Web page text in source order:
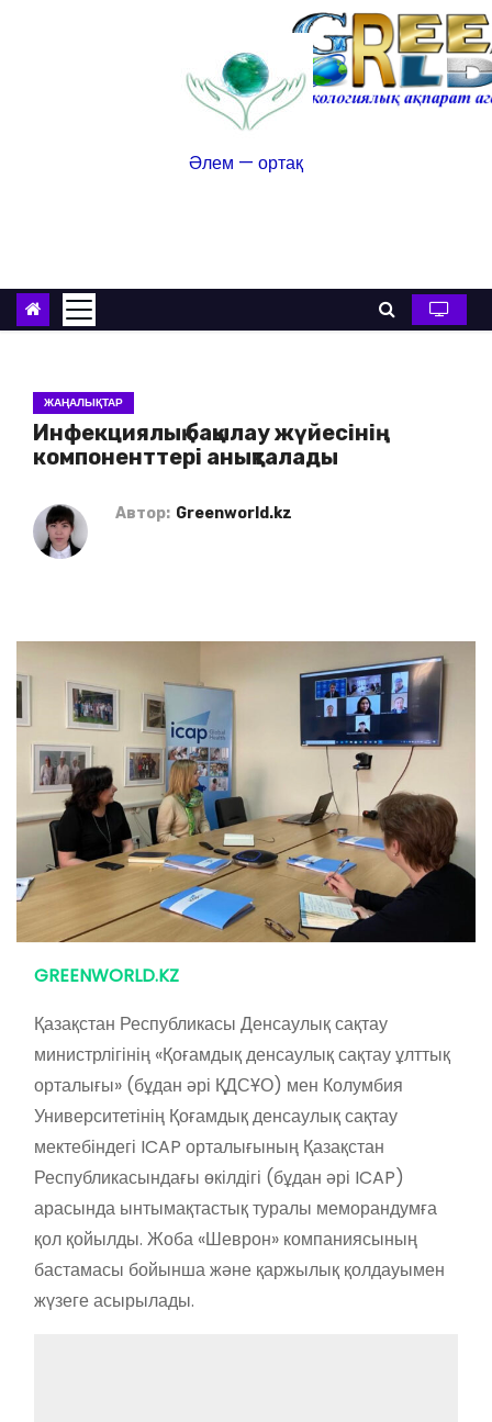
Әлем — ортақ
ЖАҢАЛЫҚТАР
Инфекциялық бақылау жүйесінің
компоненттері анықталады
Автор: Greenworld.kz
GREENWORLD.KZ
Қазақстан Республикасы Денсаулық сақтау
министрлігінің «Қоғамдық денсаулық сақтау ұлттық
орталығы» (бұдан әрі ҚДСҰО) мен Колумбия
Университетінің Қоғамдық денсаулық сақтау
мектебіндегі ICAP орталығының Қазақстан
Республикасындағы өкілдігі (бұдан әрі ICAP)
арасында ынтымақтастық туралы меморандумға
қол қойылды. Жоба «Шеврон» компаниясының
бастамасы бойынша және қаржылық қолдауымен
жүзеге асырылады.